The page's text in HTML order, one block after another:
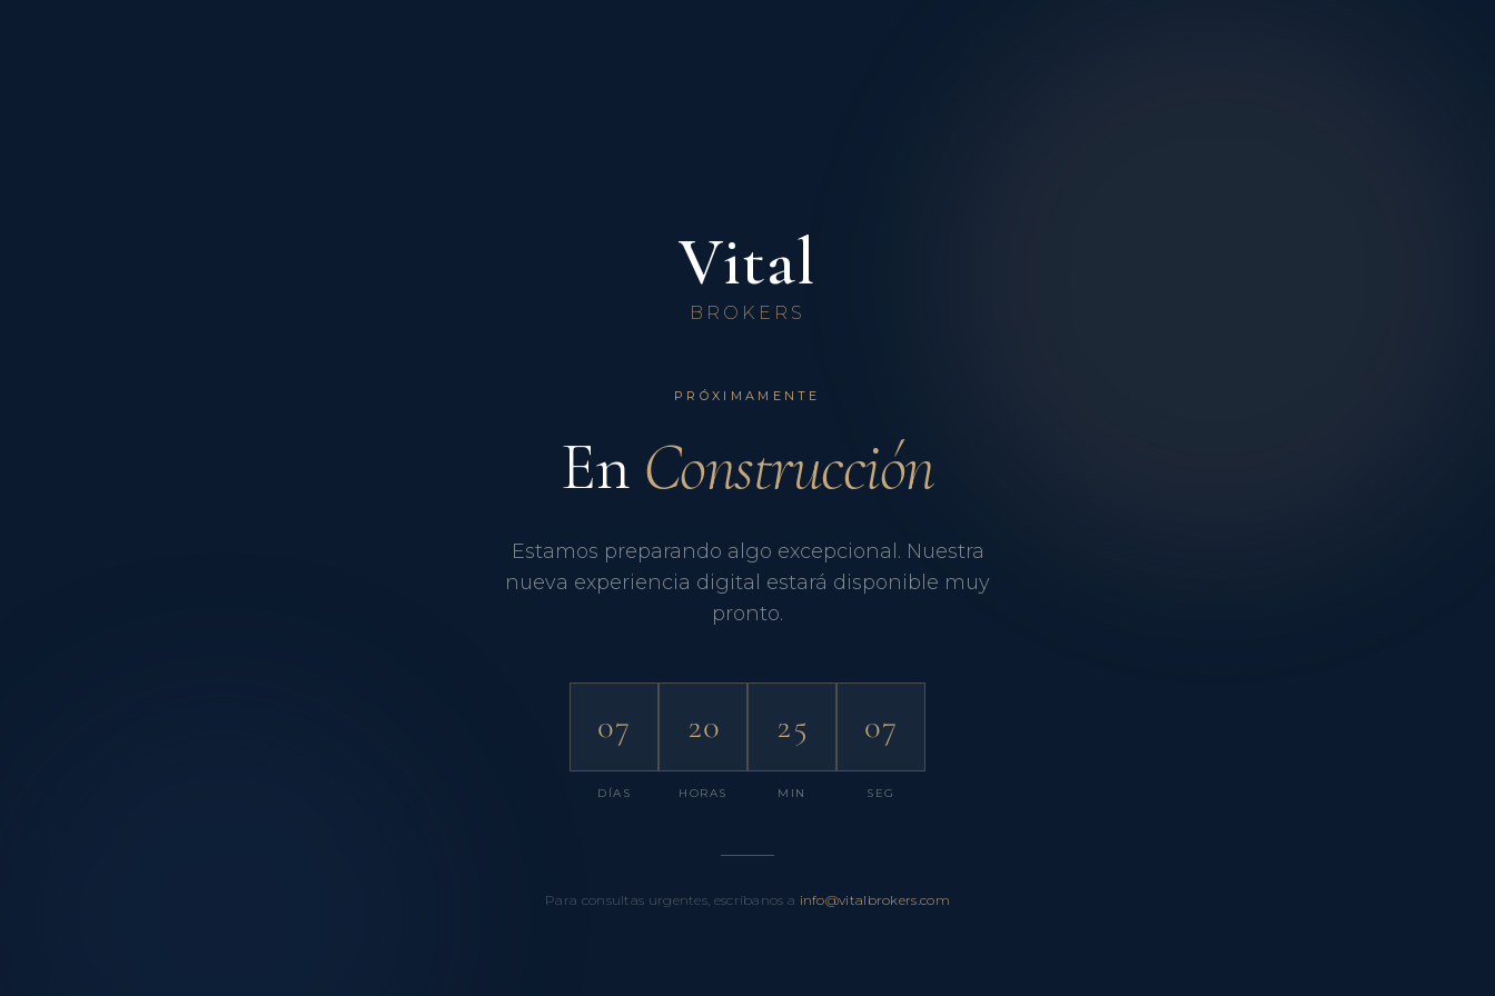
Vital
BROKERS
PRÓXIMAMENTE
En Construcción
Estamos preparando algo excepcional. Nuestra
nueva experiencia digital estará disponible muy
pronto.
07
DÍAS
20
HORAS
25
MIN
06
SEG
Para consultas urgentes, escríbanos a info@vitalbrokers.com